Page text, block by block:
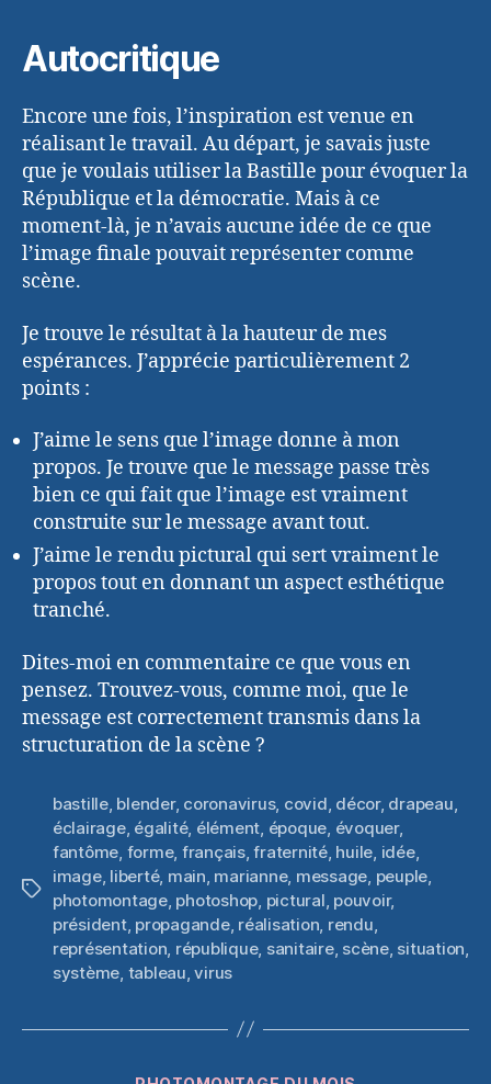
Autocritique
Encore une fois, l’inspiration est venue en
réalisant le travail. Au départ, je savais juste
que je voulais utiliser la Bastille pour évoquer la
République et la démocratie. Mais à ce
moment-là, je n’avais aucune idée de ce que
l’image finale pouvait représenter comme
scène.
Je trouve le résultat à la hauteur de mes
espérances. J’apprécie particulièrement 2
points :
J’aime le sens que l’image donne à mon
propos. Je trouve que le message passe très
bien ce qui fait que l’image est vraiment
construite sur le message avant tout.
J’aime le rendu pictural qui sert vraiment le
propos tout en donnant un aspect esthétique
tranché.
Dites-moi en commentaire ce que vous en
pensez. Trouvez-vous, comme moi, que le
message est correctement transmis dans la
structuration de la scène ?
Étiquettes
bastille, blender, coronavirus, covid décor, drapeau
éclairage, égalité, élément époque évoquer,
fantôme forme, français,fraternité, huile idée,
image, liberté, main marianne, message peuple
photomontage, photoshop pictural pouvoir,
président, propagande, réalisation rendu
représentation république, sanitaire, scène, situation
système tableau ,virus
Catégories